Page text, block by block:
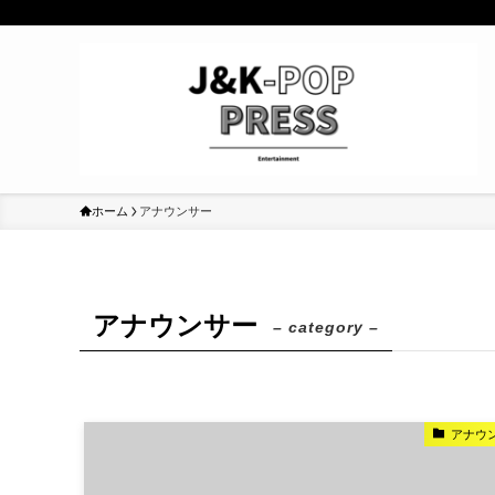
ホーム アナウンサー
アナウンサー – category –
アナウ